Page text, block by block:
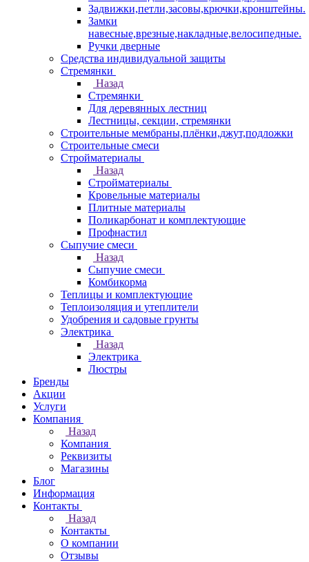
Задвижки,петли,засовы,крючки,кронштейны.
Замки
навесные,врезные,накладные,велосипедные.
Ручки дверные
Средства индивидуальной защиты
Стремянки
Назад
Стремянки
Для деревянных лестниц
Лестницы, секции, стремянки
Строительные мембраны,плёнки,джут,подложки
Строительные смеси
Стройматериалы
Назад
Стройматериалы
Кровельные материалы
Плитные материалы
Поликарбонат и комплектующие
Профнастил
Сыпучие смеси
Назад
Сыпучие смеси
Комбикорма
Теплицы и комплектующие
Теплоизоляция и утеплители
Удобрения и садовые грунты
Электрика
Назад
Электрика
Люстры
Бренды
Акции
Услуги
Компания
Назад
Компания
Реквизиты
Магазины
Блог
Информация
Контакты
Назад
Контакты
О компании
Отзывы